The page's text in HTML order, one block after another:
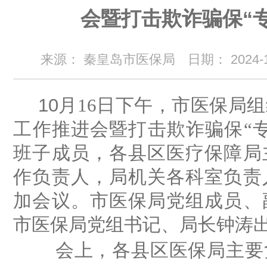
会暨打击欺诈骗保“
来源： 秦皇岛市医保局 日期：
10 月 16日下午，市医保局
工作推进会暨打击欺诈骗保“
班子成员，各县区医疗保障
作负责人，局机关各科室负
加会议。市医保局党组成员
市医保局党组书记、局长钟涛
会上，各县区医保局主要